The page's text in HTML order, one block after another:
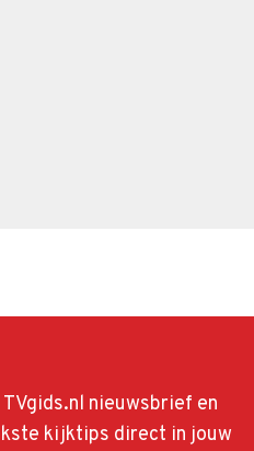
nieuwsbrief en
kijktips direct in jouw